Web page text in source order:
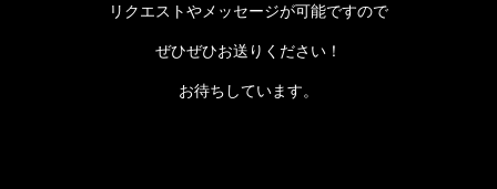
リクエストやメッセージが可能ですので
ぜひぜひお送りください！
お待ちしています。